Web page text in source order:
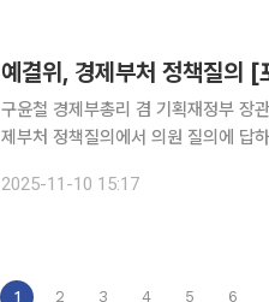
예결위, 경제부처 정책질의 [
구윤철 경제부총리 겸 기획재정부 장
제부처 정책질의에서 의원 질의에
2025-11-10 15:17
1 2 3 4 5 6